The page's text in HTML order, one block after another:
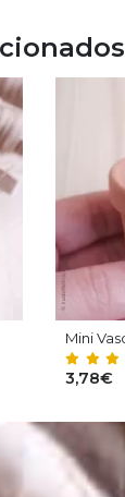
Mini
3,78€